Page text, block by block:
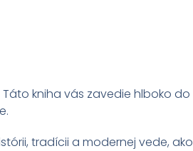
kniha vás zavedie hlboko do
tradícii a modernej vede, ako